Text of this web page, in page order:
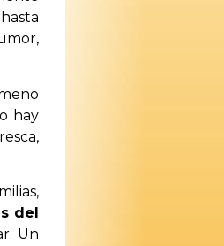
hay
del
Un